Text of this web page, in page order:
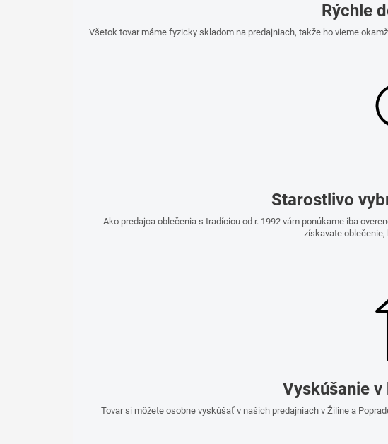
Rýchle
Všetok tovar máme fyzicky skladom na predajniach, takže ho vieme
Starostlivo
Ako predajca oblečenia s tradíciou od r. 1992 vám ponúkame iba
získavate oblečenie,
Vyskúšanie
Tovar si môžete osobne vyskúšať v našich predajniach v Žiline a